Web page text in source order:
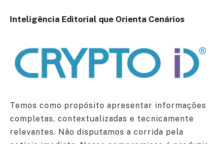
Inteligência Editorial que Orienta Cenários
Temos como propósito apresentar informações
completas, contextualizadas e tecnicamente
relevantes. Não disputamos a corrida pela